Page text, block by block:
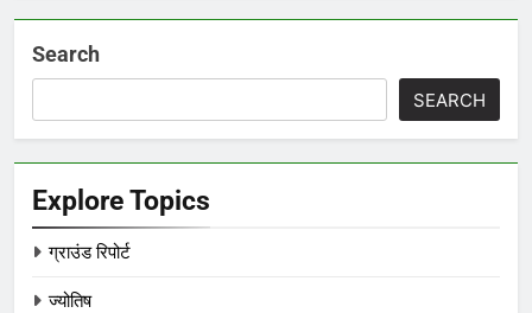
Search
SEARCH
Explore Topics
ग्राउंड रिपोर्ट
ज्योतिष